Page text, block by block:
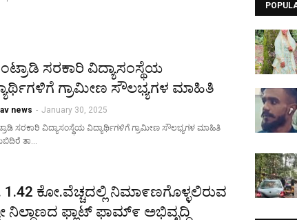
ಸರಕಾರಿ ವಿದ್ಯಾಸಂಸ್ಥೆಯ
ಗ್ರಾಮೀಣ ಸೌಲಭ್ಯಗಳ ಮಾಹಿತಿ
news - January 30, 2025
ಸರಕಾರಿ ವಿದ್ಯಾಸಂಸ್ಥೆಯ ವಿದ್ಯಾರ್ಥಿಗಳಿಗೆ ಗ್ರಾಮೀಣ ಸೌಲಭ್ಯಗಳ ಮಾಹಿತಿ
ತಾ…
1.42 ಕೋ.ವೆಚ್ಚದಲ್ಲಿ ನಿಮಾ೯ಣಗೊಳ್ಳಲಿರುವ
ನಿಲ್ದಾಣದ ಫ್ಲಾಟ್ ಫಾಮ್೯ ಅಭಿವೃದ್ಧಿ